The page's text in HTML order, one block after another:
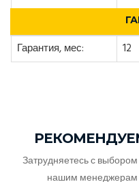
Гарантия, мес: 12
Затрудняетесь с
нашим менеджерам